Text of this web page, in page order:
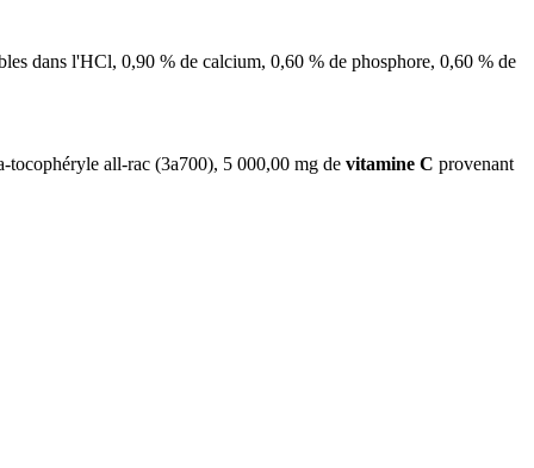
dans l'HCl, 0,90 % de calcium, 0,60 % de phosphore, 0,60 % de
tocophéryle all-rac (3a700), 5 000,00 mg de vitamine C provenant